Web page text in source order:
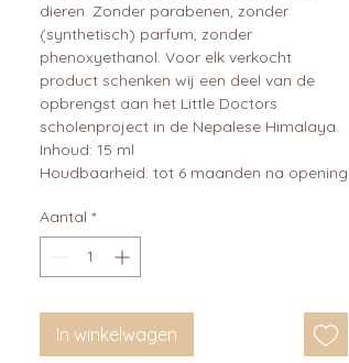
dieren. Zonder parabenen, zonder
(synthetisch) parfum, zonder
phenoxyethanol. Voor elk verkocht
product schenken wij een deel van de
opbrengst aan het Little Doctors
scholenproject in de Nepalese Himalaya.
Inhoud: 15 ml
Houdbaarheid: tot 6 maanden na opening
Aantal *
In winkelwagen